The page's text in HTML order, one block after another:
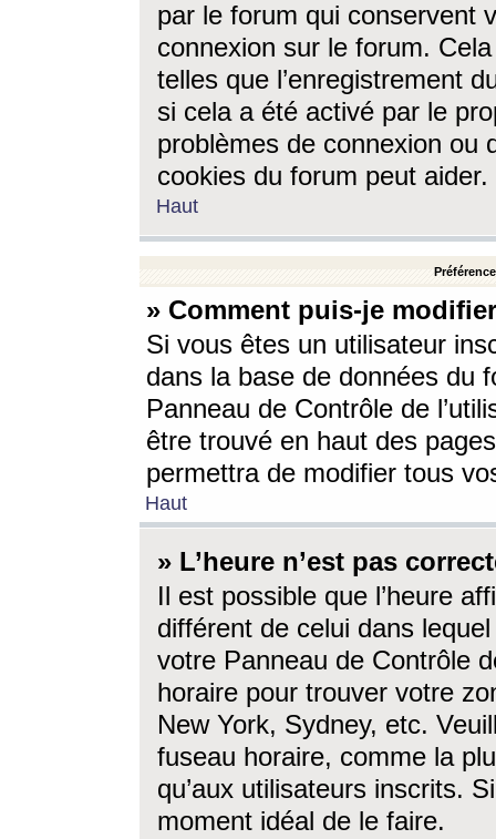
par le forum qui conservent
connexion sur le forum.
telles que l’enregistrement
si cela a été activé par le
problèmes de connexion ou
cookies du forum peut aider.
Haut
» Comment puis-je
Si vous êtes un utilisateur
dans la base de données du
Panneau de Contrôle de
être trouvé en haut des
permettra de modifier tous
Haut
» L’heure n’est pas
Il est possible que l’heure
différent de celui dans
votre Panneau de Contrôle
horaire pour trouver votre
New York, Sydney, etc.
fuseau horaire, comme la
qu’aux utilisateurs inscrits.
moment idéal de le faire.